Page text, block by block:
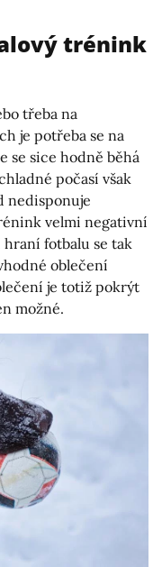
trénink
třeba na
je potřeba se na
se sice hodně běhá
počasí však
nedisponuje
velmi negativní
fotbalu se tak
oblečení
je totiž pokrýt
možné.